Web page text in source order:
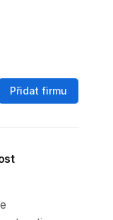
Přidat firmu